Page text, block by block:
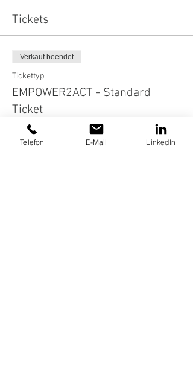
Tickets
Verkauf beendet
Tickettyp
EMPOWER2ACT - Standard
Ticket
Preis
0,00 €
Telefon E-Mail LinkedIn